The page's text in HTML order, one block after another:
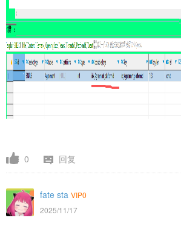
0 回复
fate sta VIP0
2025/11/17